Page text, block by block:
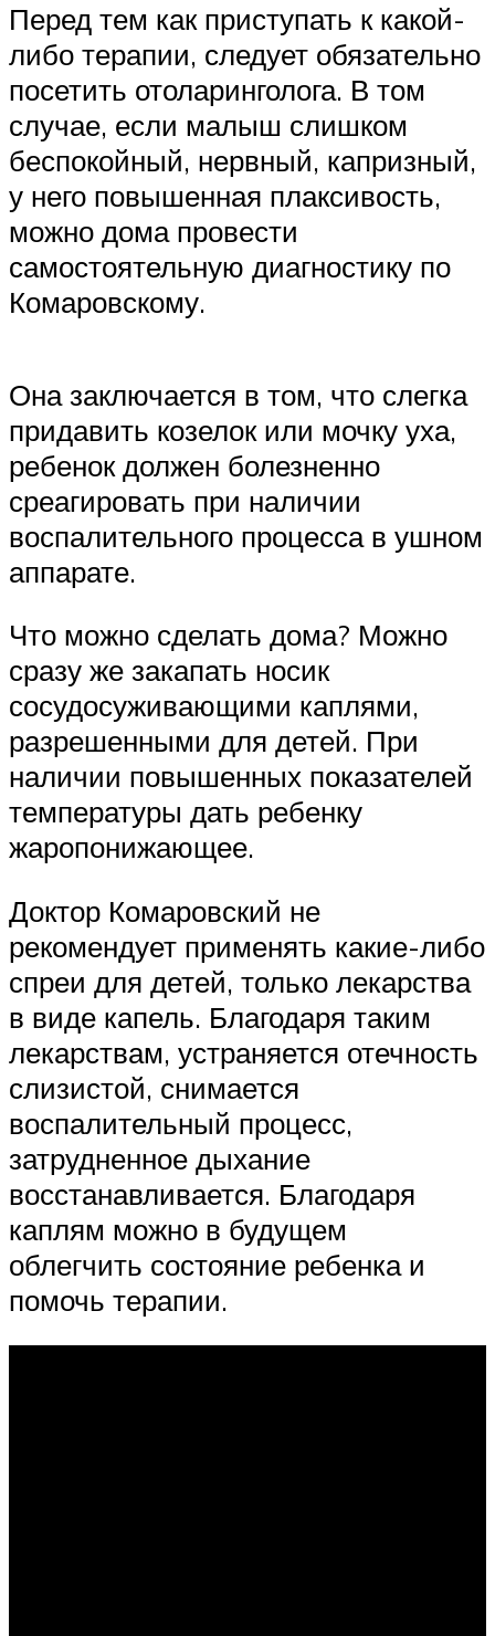
Перед тем как приступать к какой-
либо терапии, следует обязательно
посетить отоларинголога. В том
случае, если малыш слишком
беспокойный, нервный, капризный,
у него повышенная плаксивость,
можно дома провести
самостоятельную диагностику по
Комаровскому.
Она заключается в том, что слегка
придавить козелок или мочку уха,
ребенок должен болезненно
среагировать при наличии
воспалительного процесса в ушном
аппарате.
Что можно сделать дома? Можно
сразу же закапать носик
сосудосуживающими каплями,
разрешенными для детей. При
наличии повышенных показателей
температуры дать ребенку
жаропонижающее.
Доктор Комаровский не
рекомендует применять какие-либо
спреи для детей, только лекарства
в виде капель. Благодаря таким
лекарствам, устраняется отечность
слизистой, снимается
воспалительный процесс,
затрудненное дыхание
восстанавливается. Благодаря
каплям можно в будущем
облегчить состояние ребенка и
помочь терапии.